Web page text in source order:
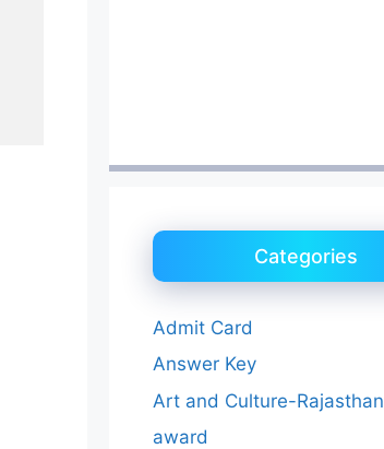
Categories
Admit Card
Answer Key
Art and Culture-Rajasthan
award